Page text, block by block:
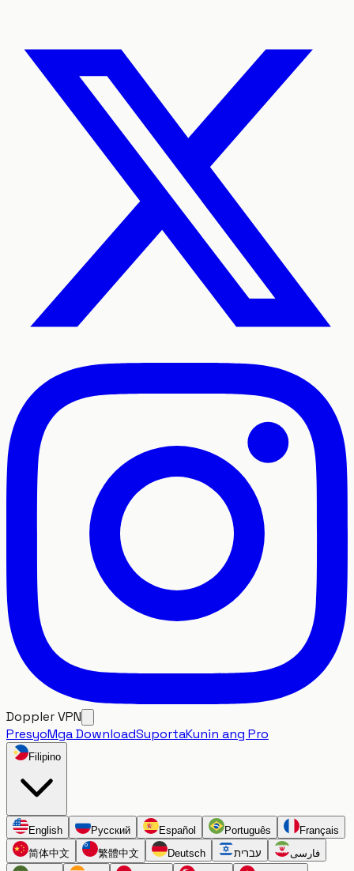
Doppler VPN
PresyoMga DownloadSuportaKunin ang Pro
Filipino
English Русский Español Português
Français
简体中文
繁體中文 Deutsch עברית فارسی